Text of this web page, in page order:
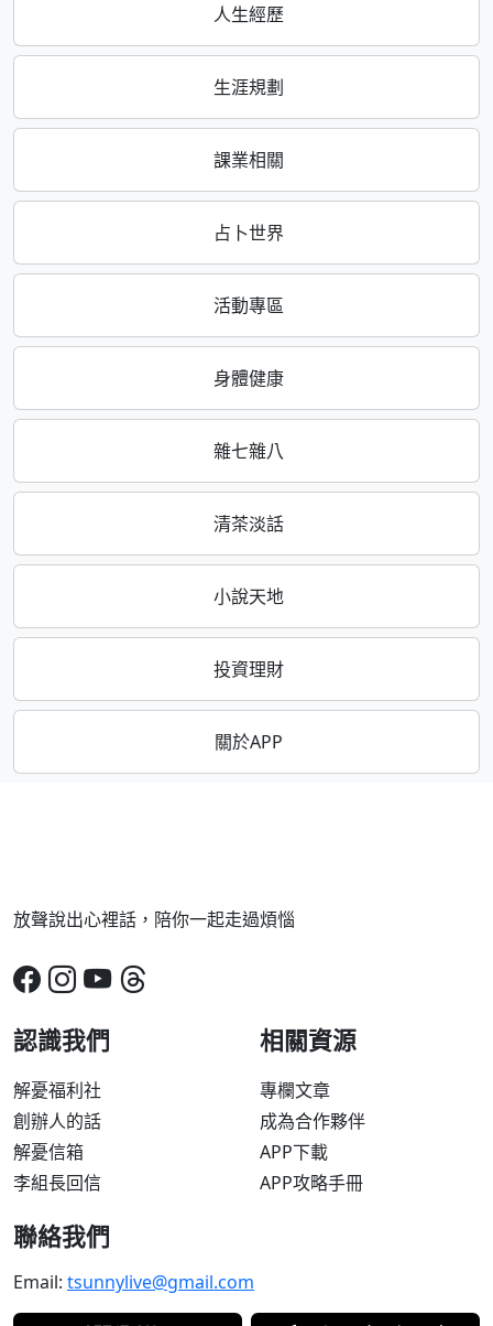
人生經歷
生涯規劃
課業相關
占卜世界
活動專區
身體健康
雜七雜八
清茶淡話
小說天地
投資理財
關於APP
放聲說出心裡話，陪你一起走過煩惱
認識我們
解憂福利社
創辦人的話
解憂信箱
李組長回信
相關資源
專欄文章
成為合作夥伴
APP下載
APP攻略手冊
聯絡我們
Email: tsunnylive@gmail.com